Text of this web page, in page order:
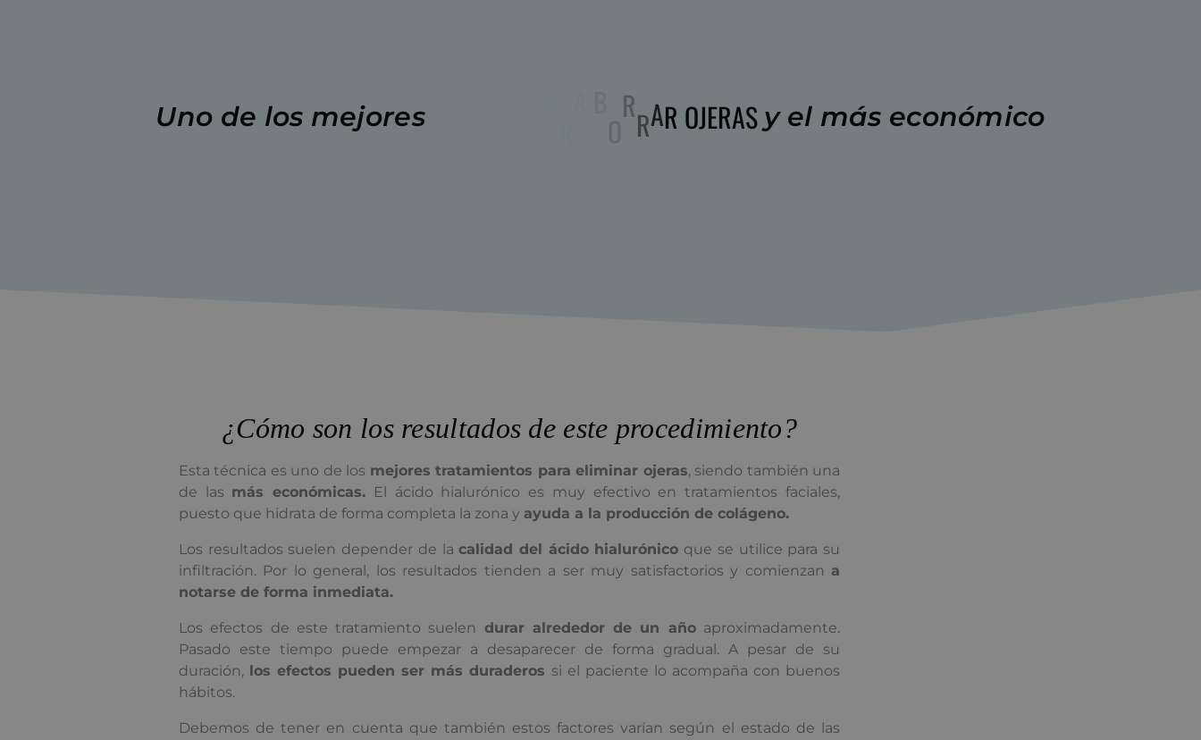
Uno de los mejores y el más económico
¿Cómo son los resultados de este procedimiento?
Esta técnica es uno de los mejores tratamientos para eliminar ojeras, siendo también una
de las más económicas. El ácido hialurónico es muy efectivo en tratamientos faciales,
puesto que hidrata de forma completa la zona y ayuda a la producción de colágeno.
Los resultados suelen depender de lacalidad del ácido hialurónico que se utilice para su
infiltración. Por lo general, los resultados tienden a ser muy satisfactorios y comienzan a
notarse de forma inmediata.
Los efectos de este tratamiento suelen durar alrededor de un añoaproximadamente.
Pasado este tiempo puede empezar a desaparecer de forma gradual. A pesar de su
duración, los efectos pueden ser más duraderos si el paciente lo acompaña con buenos
hábitos.
Debemos de tener en cuenta que también estos factores varían según el estado de las